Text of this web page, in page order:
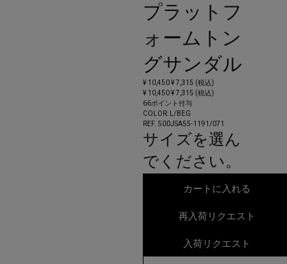
プラットフ
ォームトン
グサンダル
¥ 10,450¥ 7,315 (税込)
¥ 10,450¥ 7,315 (税込)
66ポイント付与
COLOR:
L/BEG
REF. 500JSA55-1191/071
サイズを選ん
でください。
カートに入れる
再入荷リクエスト
入荷リクエスト